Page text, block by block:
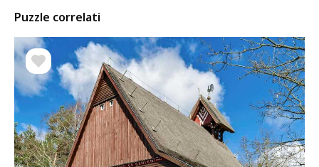
Puzzle correlati